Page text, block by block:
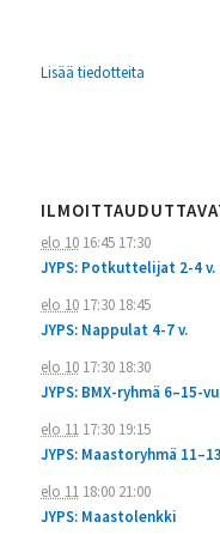
Lisää tiedotteita
elo 1016:45 17:30
JYPS: Potkuttelijat 2-4 v.
elo 1017:30 18:45
JYPS: Nappulat 4-7 v.
elo 1017:30 18:30
JYPS: BMX-ryhmä 6–15-
elo 1117:30 19:15
JYPS: Maastoryhmä
elo 1118:00 21:00
JYPS: Maastolenkki